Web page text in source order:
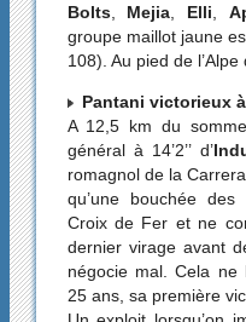
Bolts, Mejia Elli
groupe maillot jaune
108). Au pied de l’Alpe
Pantani victorieux à
A 12,5 km du
général à 14’2’’ d’
romagnol de la
qu’une bouchée
Croix de Fer et ne
dernier virage avant
négocie mal. Cela ne
25 ans, sa première